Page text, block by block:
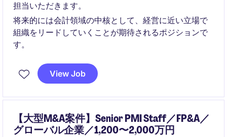
担当いただきます。
将来的には会計領域の中核として、経営に近い立場で
組織をリードしていくことが期待されるポジションで
す。
View Job
【大型M&A案件】Senior PMI Staff／FP&A／
グローバル企業／1,200〜2,000万円